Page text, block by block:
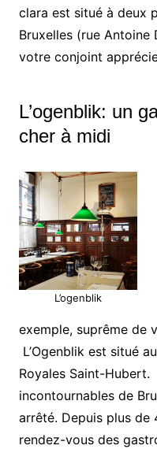
clara est situé à deux
Bruxelles (rue
votre conjoint
L’ogenblik: un
cher à midi
L’ogenblik
exemple, suprême de
L’Ogenblik est situé
Royales Saint-
incontournables de
arrêté. Depuis plus de
rendez-vous des